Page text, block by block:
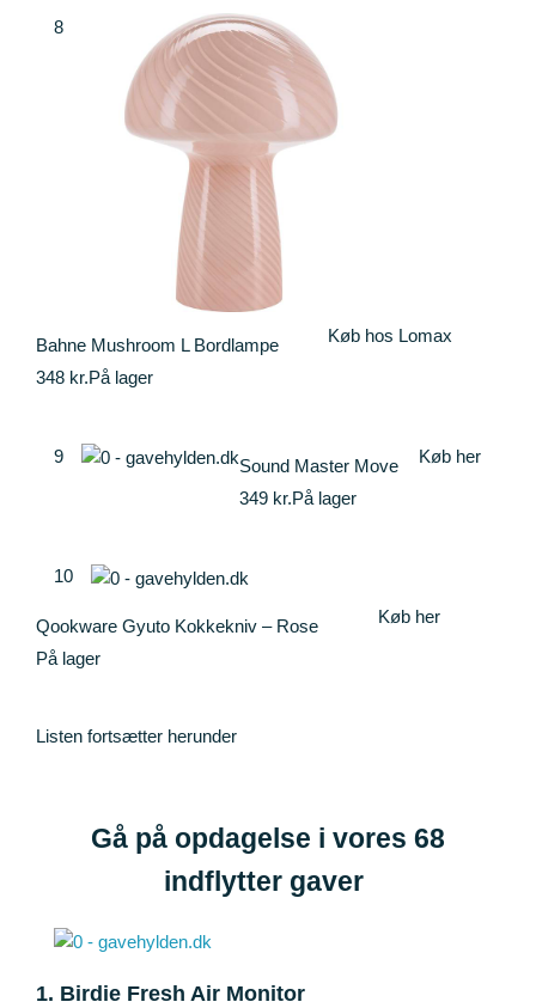
8
Bahne Mushroom L Bordlampe
348 kr.På lager
Køb hos Lomax
9
Sound Master Move
349 kr.På lager
Køb her
10
Qookware Gyuto Kokkekniv – Rose
På lager
Køb her
Listen fortsætter herunder
Gå på opdagelse i vores 68
indflytter gaver
1. Birdie Fresh Air Monitor